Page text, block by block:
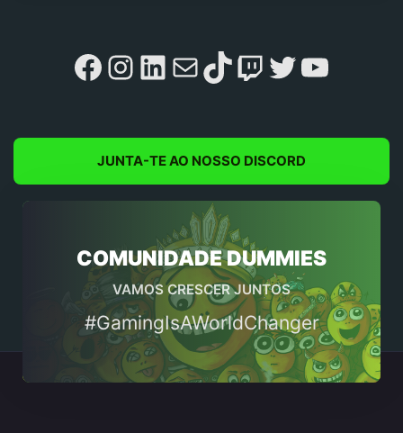
Facebook
Instagram
LinkedIn
MailTikTok
Twitch
Twitter
JUNTA-TE AO NOSSO DISCORD
COMUNIDADE DUMMIES
VAMOS CRESCER JUNTOS
#GamingIsAWorldChanger